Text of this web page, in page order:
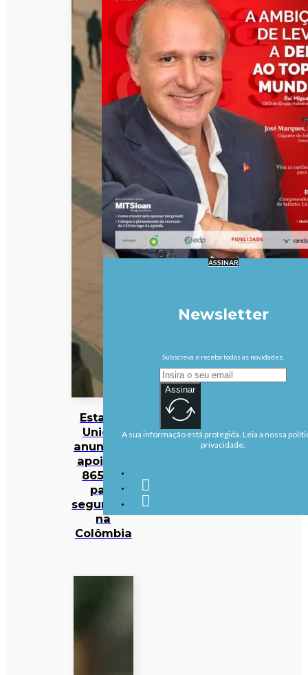
Estados
Unidos
anunciam
apoio de
865 ME
para
segurança
na
Colômbia
ASSINAR
Newsletter
Subscreva e receba todas as novidades.
Assinar
A sua informação está protegida. Leia a nossa
privacidade.